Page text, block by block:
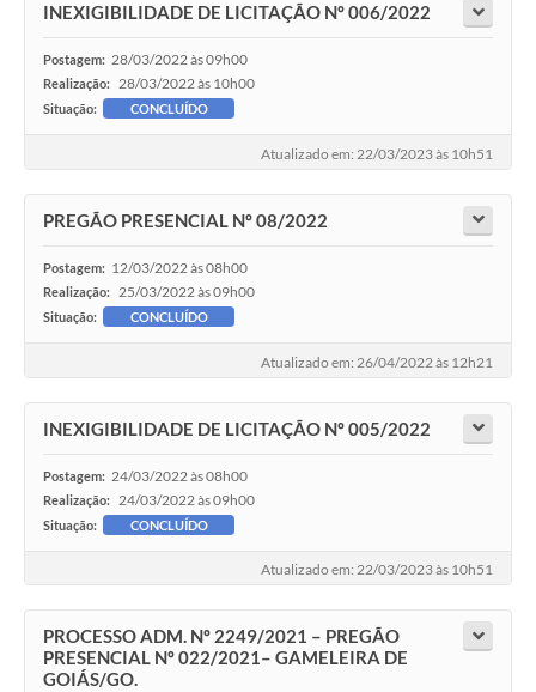
INEXIGIBILIDADE DE LICITAÇÃO Nº 006/2022
Postagem: 28/03/2022 às 09h00
Realização: 28/03/2022 às 10h00
Situação: CONCLUÍDO
Atualizado em: 22/03/2023 às 10h51
PREGÃO PRESENCIAL Nº 08/2022
Postagem: 12/03/2022 às 08h00
Realização: 25/03/2022 às 09h00
Situação: CONCLUÍDO
Atualizado em: 26/04/2022 às 12h21
INEXIGIBILIDADE DE LICITAÇÃO Nº 005/2022
Postagem: 24/03/2022 às 08h00
Realização: 24/03/2022 às 09h00
Situação: CONCLUÍDO
Atualizado em: 22/03/2023 às 10h51
PROCESSO ADM. Nº 2249/2021 – PREGÃO
PRESENCIAL Nº 022/2021– GAMELEIRA DE
GOIÁS/GO.